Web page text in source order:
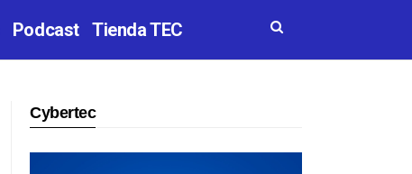
Podcast Tienda TEC
Cybertec